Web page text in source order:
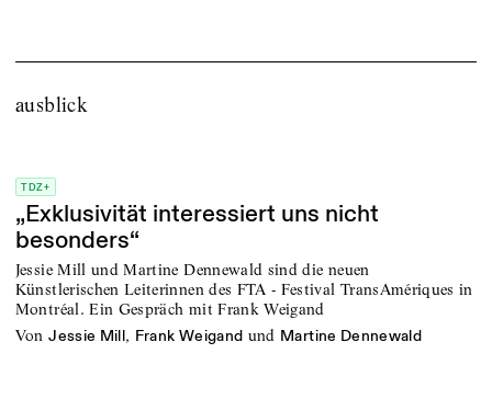
ausblick
TDZ+
„Exklusivität interessiert uns nicht
besonders“
Jessie Mill und Martine Dennewald sind die neuen
Künstlerischen Leiterinnen des FTA - Festival TransAmériques in
Montréal. Ein Gespräch mit Frank Weigand
von Jessie Mill, Frank Weigand und Martine Dennewald